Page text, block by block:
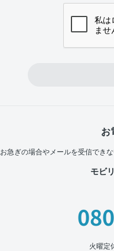
お
お急ぎの場合やメールを受信できな
モビ
火曜定